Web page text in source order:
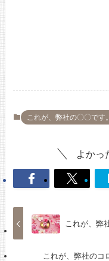
これが、弊社の〇〇です。
よかっ
これが、弊
これが、弊社のコ